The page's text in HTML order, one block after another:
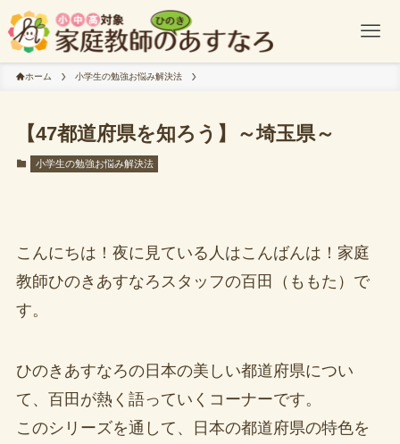
ホーム 小学生の勉強お悩み解決法
【47都道府県を知ろう】～埼玉県～
小学生の勉強お悩み解決法
こんにちは！夜に見ている人はこんばんは！家庭
教師ひのきあすなろスタッフの百田（ももた）で
す。
ひのきあすなろの日本の美しい都道府県につい
て、百田が熱く語っていくコーナーです。
このシリーズを通して、日本の都道府県の特色を